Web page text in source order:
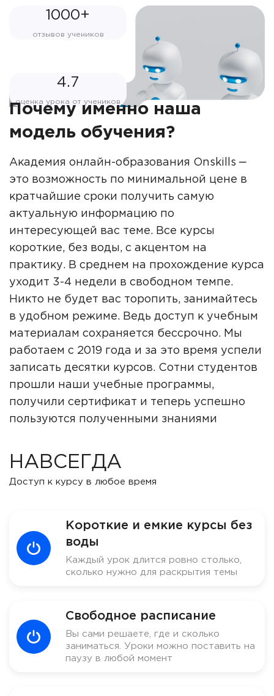
1000+
отзывов учеников
4.7
оценка урока от учеников
Почему именно наша
модель обучения?
Академия онлайн-образования Onskills ‒
это возможность по минимальной цене в
кратчайшие сроки получить самую
актуальную информацию по
интересующей вас теме. Все курсы
короткие, без воды, с акцентом на
практику. В среднем на прохождение курса
уходит 3-4 недели в свободном темпе.
Никто не будет вас торопить, занимайтесь
в удобном режиме. Ведь доступ к учебным
материалам сохраняется бессрочно. Мы
работаем с 2019 года и за это время успели
записать десятки курсов. Сотни студентов
прошли наши учебные программы,
получили сертификат и теперь успешно
пользуются полученными знаниями
НАВСЕГДА
Доступ к курсу в любое время
Короткие и емкие курсы без
воды
Каждый урок длится ровно столько,
сколько нужно для раскрытия темы
Свободное расписание
Вы сами решаете, где и сколько
заниматься. Уроки можно поставить на
паузу в любой момент